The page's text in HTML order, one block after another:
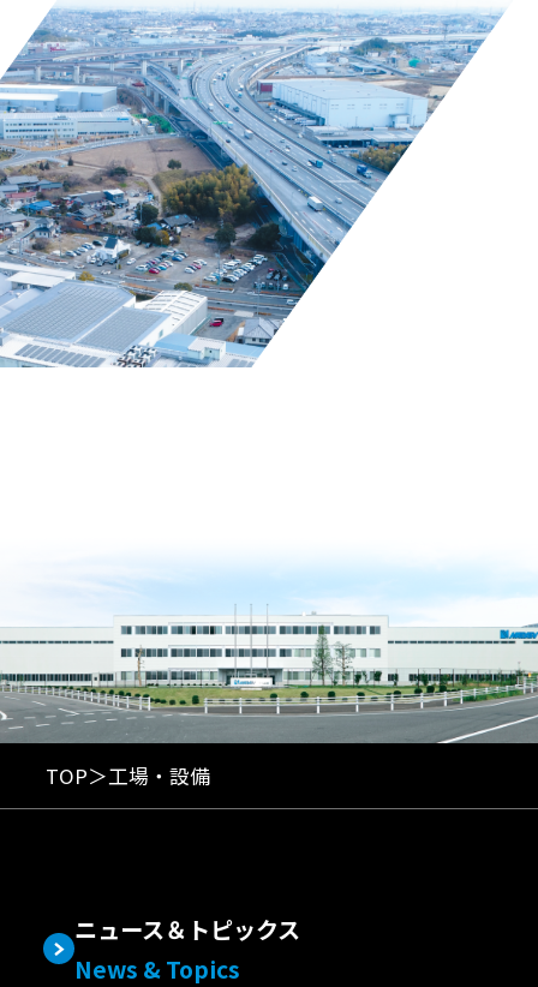
TOP 工場・設備
ニュース＆トピックス
News & Topics